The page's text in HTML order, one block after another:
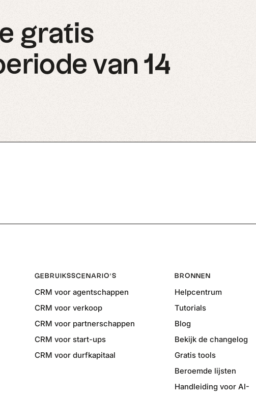
gratis
van 14
GEBRUIKSSCENARIO'S
CRM voor agentschappen
CRM voor verkoop
CRM voor partnerschappen
CRM voor start-ups
CRM voor durfkapitaal
BRONNEN
Helpcentrum
Tutorials
Blog
Bekijk de changelog
Gratis tools
Beroemde lijsten
Handleiding voor AI-